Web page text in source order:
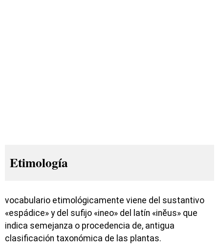
Etimología
vocabulario etimológicamente viene del sustantivo
«espádice» y del sufijo «ineo» del latín «inĕus» que
indica semejanza o procedencia de, antigua
clasificación taxonómica de las plantas.